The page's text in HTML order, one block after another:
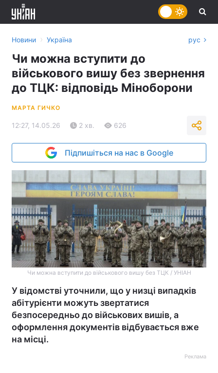
Новини › Україна рус
Чи можна вступити до
військового вишу без звернення
до ТЦК: відповідь Міноборони
МАРТА ГИЧКО
12:27, 14.05.26 2 хв. 626
Підпишіться на нас в Google
Чи можна вступити до військового вишу без ТЦК / УНІАН
У відомстві уточнили, що у низці випадків
абітурієнти можуть звертатися
безпосередньо до військових вишів, а
оформлення документів відбувається вже
на місці.
Реклама